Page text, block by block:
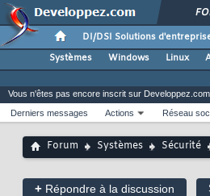
DI/DSI Solutions
Systèmes
Windows Linux
Vous n'êtes pas encore inscrit sur
Derniers messages
Actions Réseau
Forum Systèmes Sécurité
+ Répondre à la discussion